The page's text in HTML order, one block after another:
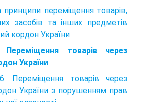
принципи переміщення товарів,
засобів та інших предметів
кордон України
товарів через
України
Переміщення товарів через
України з порушенням прав